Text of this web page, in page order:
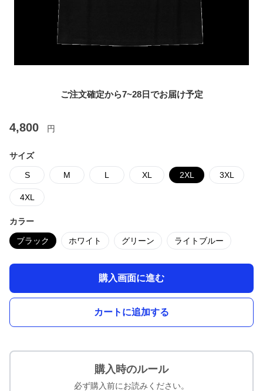
ご注文確定から7~28日でお届け予定
4,800 円
サイズ
S M L XL 2XL 3XL
4XL
カラー
ブラック ホワイト グリーン ライトブルー
購入画面に進む
カートに追加する
購入時のルール
必ず購入前にお読みください。